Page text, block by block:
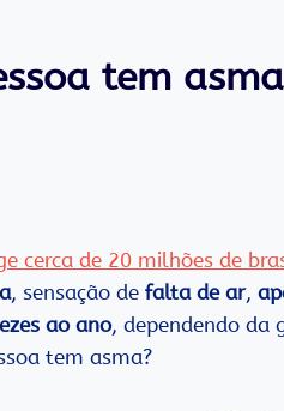
tem
cerca de 20 milhões de
, sensação de falta de ar,
ao ano, dependendo da
tem asma?